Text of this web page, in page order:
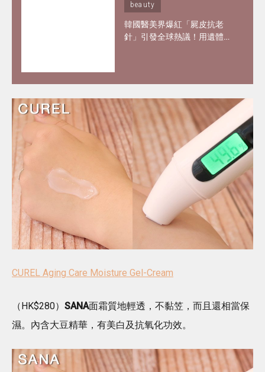
beauty
韓國醫美界爆紅「屍皮抗老
針」引發全球熱議！用遺體皮
CUREL Aging Care Moisture Gel-Cream
（HK$280） SANA面霜質地輕透，不黏笠，而且還相當保
濕。內含大豆精華，有美白及抗氧化功效。